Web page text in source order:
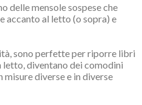
delle mensole sospese che
accanto al letto (o sopra) e
sono perfette per riporre libri
letto, diventano dei comodini
diverse e in diverse